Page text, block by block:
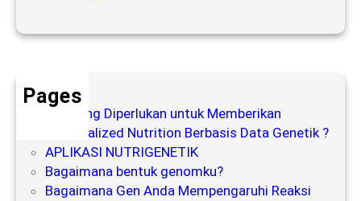
Pages
Apa yang Diperlukan untuk Memberikan
Personalized Nutrition Berbasis Data Genetik ?
APLIKASI NUTRIGENETIK
Bagaimana bentuk genomku?
Bagaimana Gen Anda Mempengaruhi Reaksi